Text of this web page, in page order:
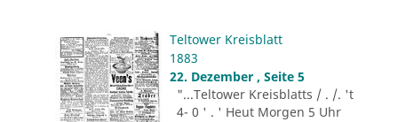
Teltower Kreisblatt
1883
22. Dezember , Seite 5
"...Teltower Kreisblatts / . /. 't
4- 0 ' . ' Heut Morgen 5 Uhr